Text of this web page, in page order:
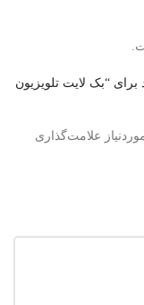
“بک لایت تلویزیون
علامت‌گذاری